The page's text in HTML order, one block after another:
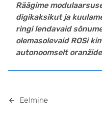
Räägime
digikaksikut ja
ringi lendavaid
olemasolevaid ROSi
autonoomselt
Eelmine